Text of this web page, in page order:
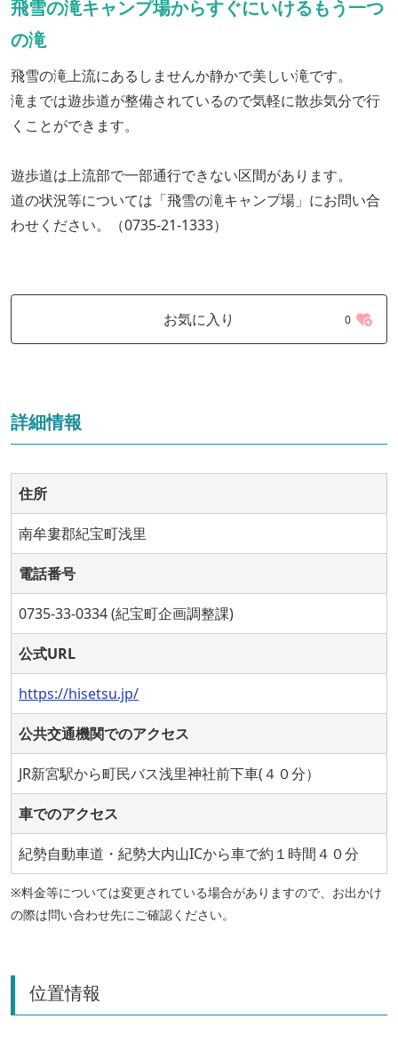
飛雪の滝キャンプ場からすぐにいけるもう一つ
の滝
飛雪の滝上流にあるしませんか静かで美しい滝です。
滝までは遊歩道が整備されているので気軽に散歩気分で行
くことができます。
遊歩道は上流部で一部通行できない区間があります。
道の状況等については「飛雪の滝キャンプ場」にお問い合
わせください。（0735-21-1333）
お気に入り 0
詳細情報
住所
南牟婁郡紀宝町浅里
電話番号
0735-33-0334 (紀宝町企画調整課)
公式URL
https://hisetsu.jp/
公共交通機関でのアクセス
JR新宮駅から町民バス浅里神社前下車(４０分）
車でのアクセス
紀勢自動車道・紀勢大内山ICから車で約１時間４０分
※料金等については変更されている場合がありますので、お出かけ
の際は問い合わせ先にご確認ください。
位置情報